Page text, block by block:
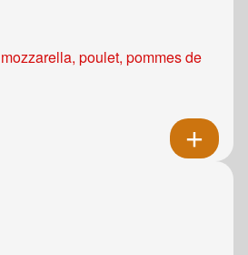
poulet, pommes de